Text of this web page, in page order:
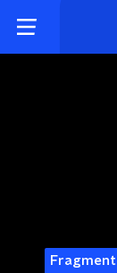
Fragment